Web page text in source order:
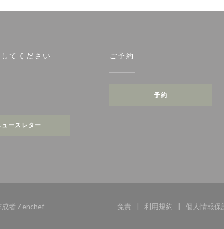
す))
てください
ュースレター
ご予約
予約
者 Zenchef((新しいウィンドウで開きます))
免責
((新しいウィンドウで開きま
利用規約
((新しいウィンド
個人情報保